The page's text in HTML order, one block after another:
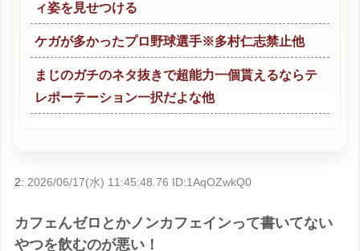
ィ姿を見せつける
ケガが多かったプロ野球選手※多村仁志禁止他
まじのガチのネタ抜きで超能力一個貰えるならテ
レポーテーション一択だよな他
2: 2026/06/17(水) 11:45:48.76 ID:1AqOZwkQ0
カフェんゼロとかノンカフェインって書いてない
やつを飲むのが悪い！